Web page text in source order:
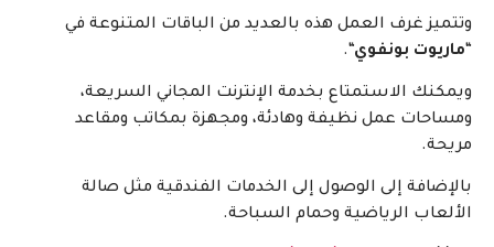
غرف العمل هذه بالعديد من الباقات المتنوعة في
بونفوي“.
الاستمتاع بخدمة الإنترنت المجاني السريعة،
عمل نظيفة وهادئة، ومجهزة بمكاتب ومقاعد
إلى الوصول إلى الخدمات الفندقية مثل صالة
الرياضية وحمام السباحة.